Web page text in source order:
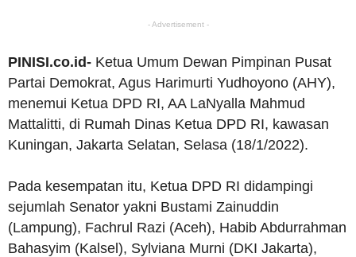
- Advertisement -
PINISI.co.id- Ketua Umum Dewan Pimpinan Pusat
Partai Demokrat, Agus Harimurti Yudhoyono (AHY),
menemui Ketua DPD RI, AA LaNyalla Mahmud
Mattalitti, di Rumah Dinas Ketua DPD RI, kawasan
Kuningan, Jakarta Selatan, Selasa (18/1/2022).
Pada kesempatan itu, Ketua DPD RI didampingi
sejumlah Senator yakni Bustami Zainuddin
(Lampung), Fachrul Razi (Aceh), Habib Abdurrahman
Bahasyim (Kalsel), Sylviana Murni (DKI Jakarta),